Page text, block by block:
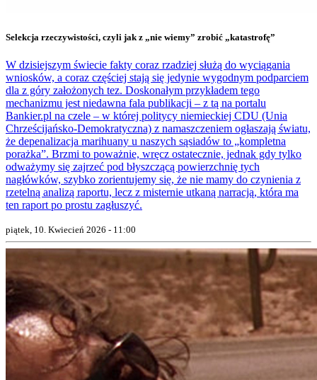
Selekcja rzeczywistości, czyli jak z „nie wiemy” zrobić „katastrofę”
W dzisiejszym świecie fakty coraz rzadziej służą do wyciągania
wniosków, a coraz częściej stają się jedynie wygodnym podparciem
dla z góry założonych tez. Doskonałym przykładem tego
mechanizmu jest niedawna fala publikacji – z tą na portalu
Bankier.pl na czele – w której politycy niemieckiej CDU (Unia
Chrześcijańsko-Demokratyczna) z namaszczeniem ogłaszają światu,
że depenalizacja marihuany u naszych sąsiadów to „kompletna
porażka”. Brzmi to poważnie, wręcz ostatecznie, jednak gdy tylko
odważymy się zajrzeć pod błyszczącą powierzchnię tych
nagłówków, szybko zorientujemy się, że nie mamy do czynienia z
rzetelną analizą raportu, lecz z misternie utkaną narracją, która ma
ten raport po prostu zagłuszyć.
piątek, 10. Kwiecień 2026 - 11:00